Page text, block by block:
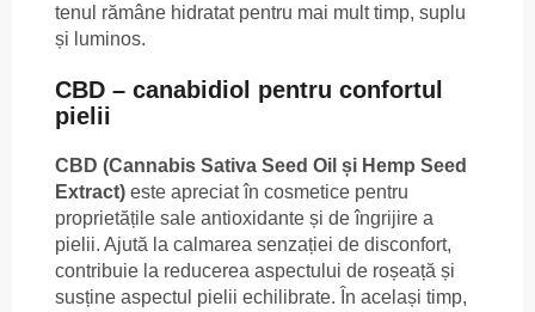
tenul rămâne hidratat pentru mai mult timp, suplu
și luminos.
CBD – canabidiol pentru confortul
pielii
CBD (Cannabis Sativa Seed Oil și Hemp Seed
Extract) este apreciat în cosmetice pentru
proprietățile sale antioxidante și de îngrijire a
pielii. Ajută la calmarea senzației de disconfort,
contribuie la reducerea aspectului de roșeață și
susține aspectul pielii echilibrate. În același timp,